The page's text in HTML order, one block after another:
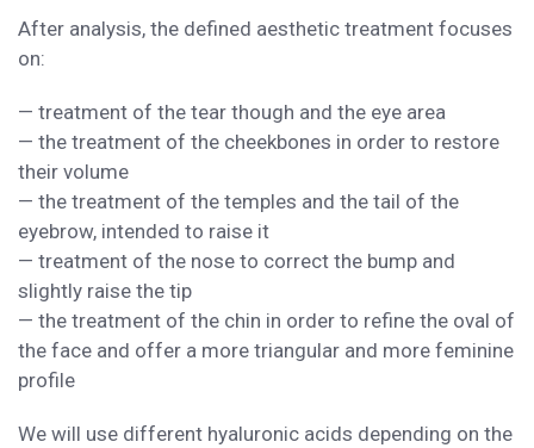
After analysis, the defined aesthetic treatment focuses
on:
— treatment of the tear though and the eye area
— the treatment of the cheekbones in order to restore
their volume
— the treatment of the temples and the tail of the
eyebrow, intended to raise it
— treatment of the nose to correct the bump and
slightly raise the tip
— the treatment of the chin in order to refine the oval of
the face and offer a more triangular and more feminine
profile
We will use different hyaluronic acids depending on the